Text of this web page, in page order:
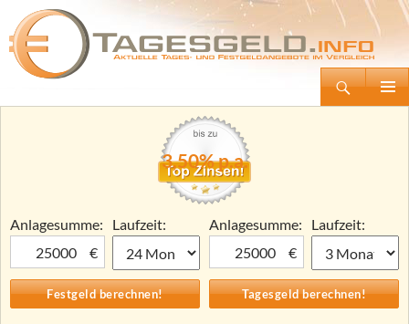
Tagesgeld.info – Tagesgeldkonten vergleichen und Tagesgeld-Zinsen berechnen
Zum
3,50% p.a.
Anlagesumme:
€
Laufzeit:
Anlagesumme:
€
Laufzeit: